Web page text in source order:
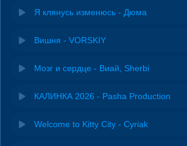
Я клянусь изменюсь - Дюма
Вишня - VORSKIY
Мозг и сердце - Виай, Sherbi
КАЛИНКА 2026 - Pasha Production
Welcome to Kitty City - Cyriak